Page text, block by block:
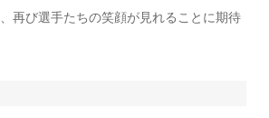
再び選手たちの笑顔が見れることに期待